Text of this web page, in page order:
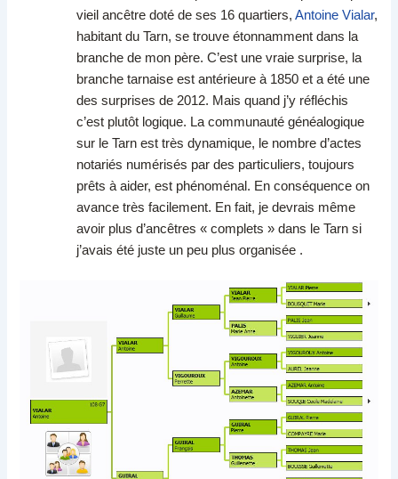
vieil ancêtre doté de ses 16 quartiers,Antoine Vialar,
habitant du Tarn, se trouve étonnamment dans la
branche de mon père. C’est une vraie surprise, la
branche tarnaise est antérieure à 1850 et a été une
des surprises de 2012. Mais quand j’y réfléchis
c’est plutôt logique. La communauté généalogique
sur le Tarn est très dynamique, le nombre d’actes
notariés numérisés par des particuliers, toujours
prêts à aider, est phénoménal. En conséquence on
avance très facilement. En fait, je devrais même
avoir plus d’ancêtres « complets » dans le Tarn si
j’avais été juste un peu plus organisée .